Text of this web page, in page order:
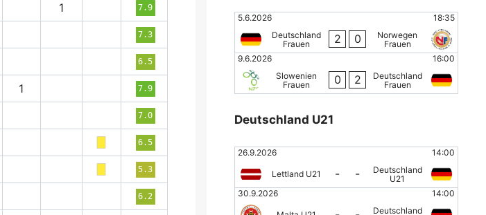
1 7.9
7.3
6.5
1 7.9
7.0
6.5
5.3
6.2
5.6.2026
18:35
Deutschland
Frauen
2 0
Norwegen
Frauen
9.6.2026
16:00
Slowenien
Frauen
0 2
Deutschland
Frauen
Deutschland U21
26.9.2026 14:00
Lettland U21 - -
Deutschland
U21
30.9.2026
14:00
Deutschland